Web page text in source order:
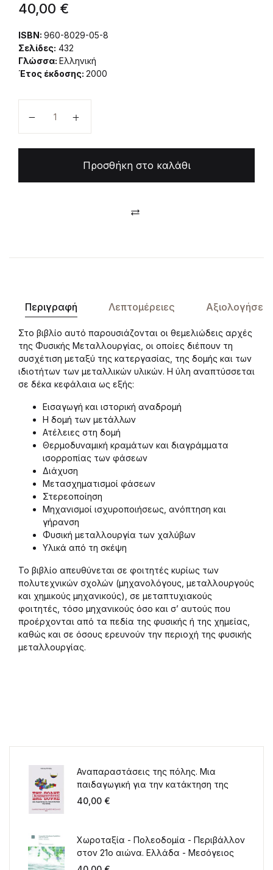
40,00 €
ISBN: 960-8029-05-8
Σελίδες: 432
Γλώσσα: Ελληνική
Έτος έκδοσης: 2000
Προσθήκη στο καλάθι
Περιγραφή Λεπτομέρειες
Στο βιβλίο αυτό παρουσιάζονται οι θεμελιώδεις αρχές
της Φυσικής Μεταλλουργίας, οι οποίες διέπουν τη
συσχέτιση μεταξύ της κατεργασίας, της δομής και των
ιδιοτήτων των μεταλλικών υλικών. Η ύλη αναπτύσσεται
σε δέκα κεφάλαια ως εξής:
Εισαγωγή και ιστορική αναδρομή
Η δομή των μετάλλων
Ατέλειες στη δομή
Θερμοδυναμική κραμάτων και διαγράμματα
ισορροπίας των φάσεων
Διάχυση
Μετασχηματισμοί φάσεων
Στερεοποίηση
Μηχανισμοί ισχυροποιήσεως, ανόπτηση και
γήρανση
Φυσική μεταλλουργία των χαλύβων
Υλικά από τη σκέψη
Το βιβλίο απευθύνεται σε φοιτητές κυρίως των
πολυτεχνικών σχολών (μηχανολόγους, μεταλλουργούς
και χημικούς μηχανικούς), σε μεταπτυχιακούς
φοιτητές, τόσο μηχανικούς όσο και σ’ αυτούς που
προέρχονται από τα πεδία της φυσικής ή της χημείας,
καθώς και σε όσους ερευνούν την περιοχή της φυσικής
μεταλλουργίας.
Αναπαραστάσεις της πόλης. Μια
παιδαγωγική για την κατάκτηση της
πόλης
40,00 €
Χωροταξία - Πολεοδομία - Περιβάλλον
στον 21ο αιώνα. Ελλάδα - Μεσόγειος